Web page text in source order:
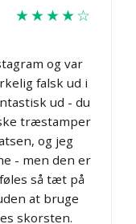
★★★★☆
og var
falsk ud i
ud - du
træstamper
og jeg
- men den er
så tæt på
at bruge
skorsten.